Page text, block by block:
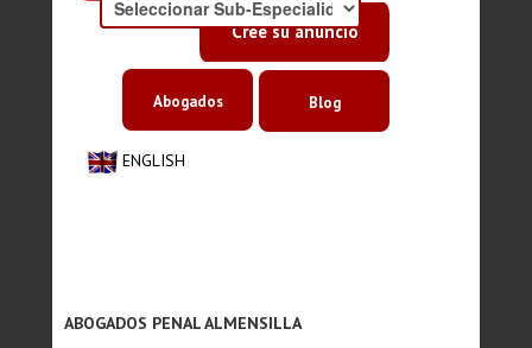
Cree su anuncio
ENGLISH
Abogados Blog
ABOGADOS PENAL ALMENSILLA